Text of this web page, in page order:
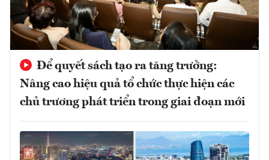
Để quyết sách tạo ra tăng trưởng:
Nâng cao hiệu quả tổ chức thực hiện các
chủ trương phát triển trong giai đoạn mới